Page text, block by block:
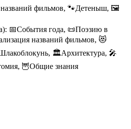
названий фильмов, 🐾Детеныш, 🖼️
📅События года, 📜Поэзию в
названий фильмов, 😻
🏛️Архитектура, 🎤
🦉Общие знания